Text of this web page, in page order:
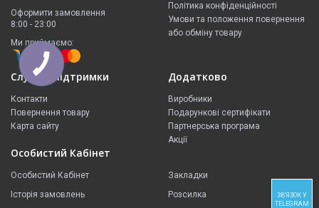
Оформити замовлення
8:00 - 23:00
Ми приймаємо:
Політика конфіденційності
Умови та положення повернення
або обміну товару
Служба підтримки
Контакти
Повернення товару
Карта сайту
Додатково
Виробники
Подарункові сертифікати
Партнерська програма
Акції
Особистий Кабінет
Особистий Кабінет
Історія замовлень
Закладки
Розсилка
ЗВ'ЯЗОК У
TELEGRAM